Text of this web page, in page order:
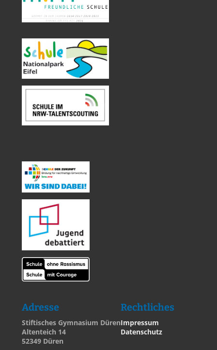
Adresse
Stiftisches Gymnasium Düren
Altenteich 14
52349 Düren
Rechtliches
Impressum
Datenschutz